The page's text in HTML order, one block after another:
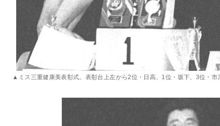
▲ミス三重健康美表彰式。表彰台上左から2位・日高、1位・坂下、3位・市